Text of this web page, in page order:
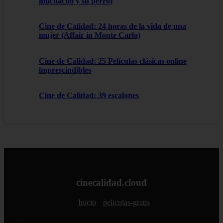
Cine de Calidad: 24 horas de la vida de una
mujer (Affair in Monte Carlo)
Cine de Calidad: 25 Películas clásicas online
imprescindibles
Cine de Calidad: 39 escalones
cinecalidad.cloud
Inicio peliculas-gratis